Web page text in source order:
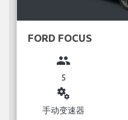
FORD FOCUS
group
5
miscellaneous_services
手动变速器